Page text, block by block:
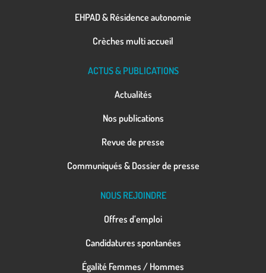
EHPAD & Résidence autonomie
Crèches multi accueil
ACTUS & PUBLICATIONS
Actualités
Nos publications
Revue de presse
Communiqués & Dossier de presse
NOUS REJOINDRE
Offres d’emploi
Candidatures spontanées
Égalité Femmes / Hommes